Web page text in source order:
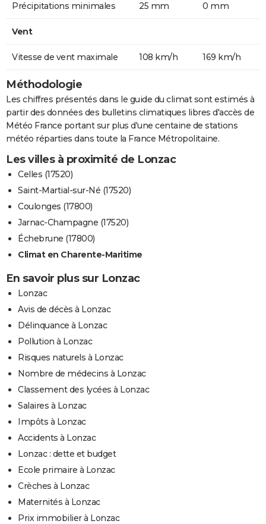
Précipitations minimales 25 mm 0 mm
Vent
Vitesse de vent maximale 108 km/h 169 km/h
Méthodologie
Les chiffres présentés dans le guide du climat sont estimés à
partir des données des bulletins climatiques libres d'accès de
Météo France portant sur plus d'une centaine de stations
météo réparties dans toute la France Métropolitaine.
Les villes à proximité de Lonzac
Celles (17520)
Saint-Martial-sur-Né (17520)
Coulonges (17800)
Jarnac-Champagne (17520)
Échebrune (17800)
Climat en Charente-Maritime
En savoir plus sur Lonzac
Lonzac
Avis de décès à Lonzac
Délinquance à Lonzac
Pollution à Lonzac
Risques naturels à Lonzac
Nombre de médecins à Lonzac
Classement des lycées à Lonzac
Salaires à Lonzac
Impôts à Lonzac
Accidents à Lonzac
Lonzac : dette et budget
Ecole primaire à Lonzac
Crèches à Lonzac
Maternités à Lonzac
Prix immobilier à Lonzac